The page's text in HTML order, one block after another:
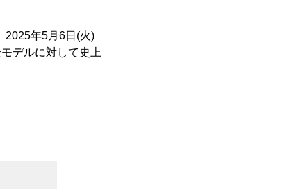
2025年5月6日(火)
デルに対して史上